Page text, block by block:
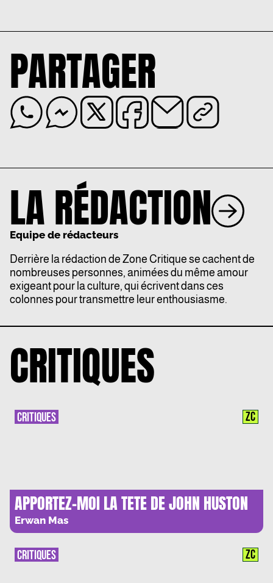
PARTAGER
LA RÉDACTION
Equipe de rédacteurs
Derrière la rédaction de Zone Critique se cachent de
nombreuses personnes, animées du même amour
exigeant pour la culture, qui écrivent dans ces
colonnes pour transmettre leur enthousiasme.
CRITIQUES
APPORTEZ-MOI LA TETE DE JOHN HUSTON
DE JULIUS M. STEIN : LE CINEASTE
AVENTURIER
Erwan Mas
CRITIQUES ZC
CRITIQUES ZC